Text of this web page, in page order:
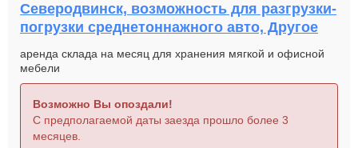
Северодвинск, возможность для разгрузки-
погрузки среднетоннажного авто, Другое
аренда склада на месяц для хранения мягкой и офисной
мебели
Возможно Вы опоздали!
С предполагаемой даты заезда прошло более 3
месяцев.